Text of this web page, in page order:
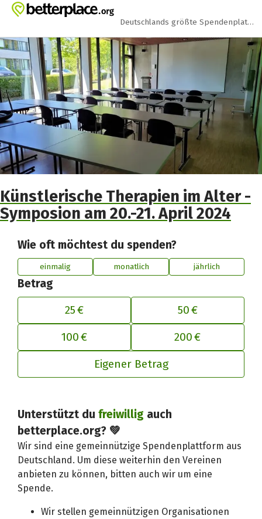
Zum Hauptinhalt springen
Erklärung zur Barrierefreiheit anzeigen
Deutschlands größte Spendenplattform
Künstlerische Therapien im Alter -
Symposion am 20.-21. April 2024
Wie oft möchtest du spenden?
einmalig monatlich jährlich
Betrag
25 €
50 €
100 € 200 €
Eigener Betrag
Unterstützt dufreiwillig auch
betterplace.org? 💚
Wir sind eine gemeinnützige Spendenplattform aus
Deutschland. Um diese weiterhin den Vereinen
anbieten zu können, bitten auch wir um eine
Spende.
Wir stellen gemeinnützigen Organisationen
Deinen Beitrag an betterplace